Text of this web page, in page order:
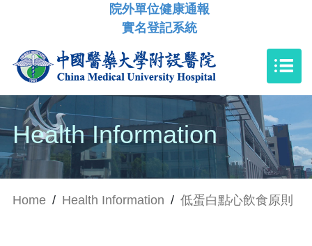
院外單位健康通報
實名登記系統
Health Information
Home / Health Information / 低蛋白點心飲食原則